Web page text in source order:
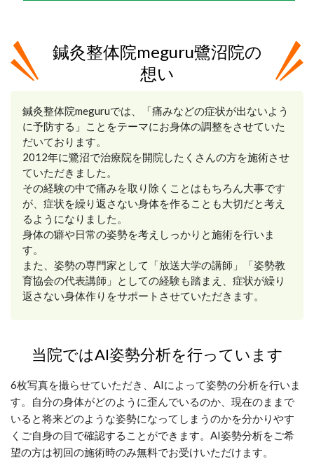
鍼灸整体院meguru鷺沼院の
想い
鍼灸整体院meguruでは、「痛みなどの症状が出ないよう
に予防する」ことをテーマにお身体の調整をさせていた
だいております。
2012年に鷺沼で治療院を開院したくさんの方を施術させ
ていただきました。
その経験の中で痛みを取り除くことはもちろん大事です
が、症状を繰り返さない身体を作ることも大切だと考え
るようになりました。
身体の癖や日常の姿勢を考えしっかりと施術を行いま
す。
また、姿勢の専門家として「放送大学の講師」「姿勢教
育協会の代表講師」としての経験も踏まえ、症状が繰り
返さない身体作りをサポートさせていただきます。
当院ではAI姿勢分析を行っています
6枚写真を撮らせていただき、AIによって姿勢の分析を行いま
す。自分の身体がどのように歪んでいるのか、現在のままで
いると将来どのような姿勢になってしまうのかを分かりやす
くご自身の目で確認することができます。AI姿勢分析をご希
望の方は初回の施術時のみ無料でお受けいただけます。